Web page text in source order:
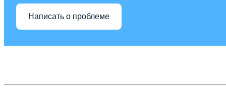
Написать о проблеме